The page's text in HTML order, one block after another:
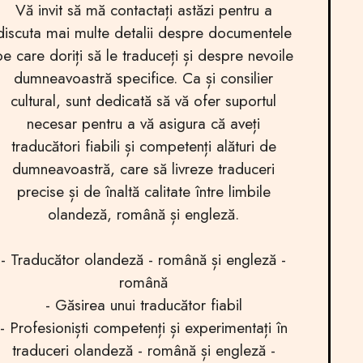
Vă invit să mă contactați astăzi pentru a
mai multe detalii despre documentele
care doriți să le traduceți și despre nevoile
dumneavoastră specifice. Ca și consilier
cultural, sunt dedicată să vă ofer suportul
necesar pentru a vă asigura că aveți
traducători fiabili și competenți alături de
dumneavoastră, care să livreze traduceri
precise și de înaltă calitate între limbile
olandeză, română și engleză.
- Traducător olandeză - română și engleză -
română
- Găsirea unui traducător fiabil
- Profesioniști competenți și experimentați în
traduceri olandeză - română și engleză -